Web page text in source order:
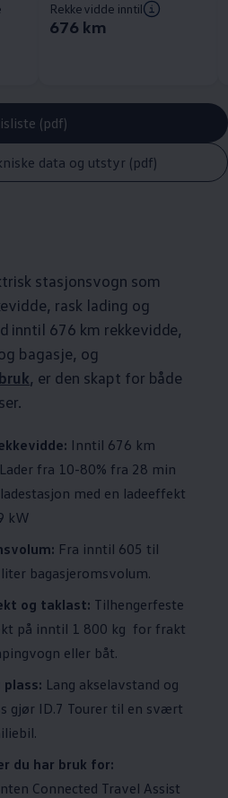
Rekkevidde inntil
676 km
(pdf)
data og utstyr (pdf)
stasjonsvogn som
rask lading og
inntil 676 km rekkevidde,
bagasje, og
, er den skapt for både
Inntil 676 km
fra 10-80% fra 28 min
med en ladeeffekt
kW
Fra inntil 605 til
bagasjeromsvolum.
og taklast: Tilhengerfeste
på inntil 1 800 kg for frakt
eller båt.
Lang akselavstand og
gjør ID.7 Tourer til en svært
du har bruk for:
Connected Travel Assist